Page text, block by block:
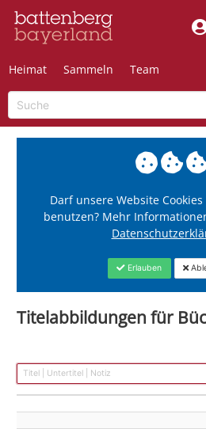
Heimat Sammeln Team
Darf unsere Website
benutzen? Mehr
Erlauben
Titelabbildungen für